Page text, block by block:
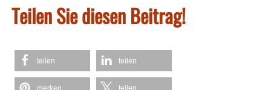
Teilen Sie diesen Beitrag!
teilen teilen
merken teilen